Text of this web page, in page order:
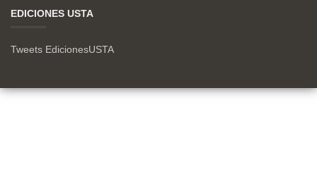
EDICIONES USTA
Tweets EdicionesUSTA